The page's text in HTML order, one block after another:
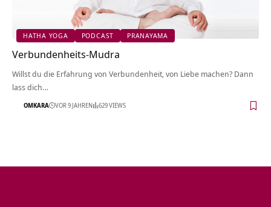
HATHA YOGA PODCAST PRANAYAMA
Verbundenheits-Mudra
Willst du die Erfahrung von Verbundenheit, von Liebe machen? Dann
lass dich…
OMKARA VOR 9 JAHREN 629 VIEWS